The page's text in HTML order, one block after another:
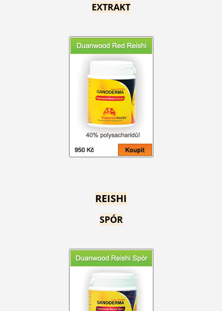
EXTRAKT
REISHI
SPÓR